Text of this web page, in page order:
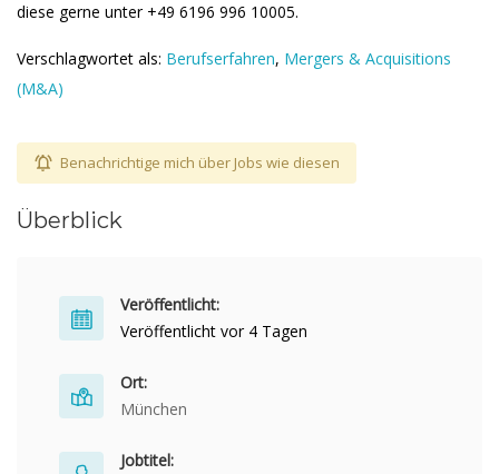
diese gerne unter +49 6196 996 10005.
Verschlagwortet als: Berufserfahren, Mergers & Acquisitions
(M&A)
Benachrichtige mich über Jobs wie diesen
Überblick
Veröffentlicht:
Veröffentlicht vor 4 Tagen
Ort:
München
Jobtitel: